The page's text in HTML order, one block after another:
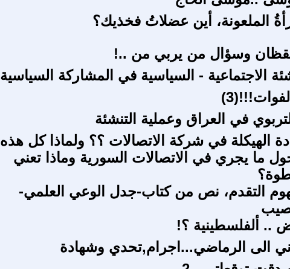
الملعونة، أين عضلاتُ فخذيك؟
وسؤال من يربي من ..!
الاجتماعية - السياسية في المشاركة السياسية
في العراق وعملية التنشئة
الهيكلة في شركة الاتصالات ؟؟ ولماذا كل هذه
ما يجري في الاتصالات السورية وماذا تعني
التقدم، نص من كتاب-جدل الوعي العلمي-
.. ألفلسطينية ؟!
الى الرماضي...اجرام,تحدي وشهادة